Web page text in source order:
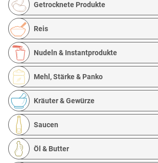
Getrocknete Produkte
Reis
Nudeln & Instantprodukte
Mehl, Stärke & Panko
Kräuter & Gewürze
Saucen
Öl & Butter